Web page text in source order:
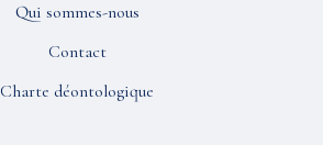
Qui sommes-nous
Contact
Charte déontologique